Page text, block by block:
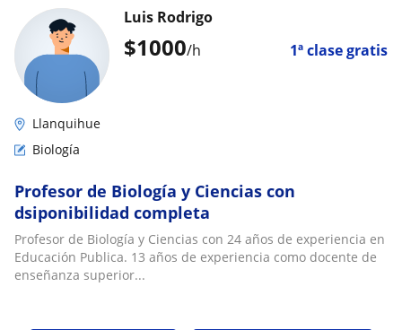
$1000/h 1ª clase gratis
Luis Rodrigo
Llanquihue
Biología
Profesor de Biología y Ciencias con
dsiponibilidad completa
Profesor de Biología y Ciencias con 24 años de experiencia en
Educación Publica. 13 años de experiencia como docente de
enseñanza superior...